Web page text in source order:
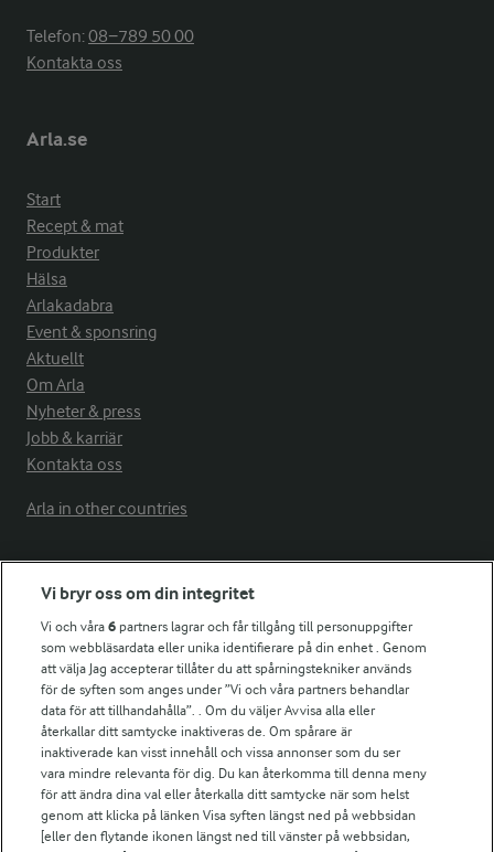
Telefon:08−789 50 00
Kontakta oss
Arla.se
Start
Recept & mat
Produkter
Hälsa
Arlakadabra
Event & sponsring
Aktuellt
Om Arla
Nyheter & press
Jobb & karriär
Kontakta oss
Arla in other countries
Fler Arlasajter
För ägare
Arlas kundportal
Arla.com
Falbygdens Ost
Arla webbshop
Bildbank
Vi bryr oss om din integritet
Vi och våra6 partners lagrar och får tillgång till personuppgifter
som webbläsardata eller unika identifierare på din enhet . Genom
att välja Jag accepterar tillåter du att spårningstekniker används
för de syften som anges under ”Vi och våra partners behandlar
data för att tillhandahålla”. . Om du väljer Avvisa alla eller
återkallar ditt samtycke inaktiveras de. Om spårare är
inaktiverade kan visst innehåll och vissa annonser som du ser
vara mindre relevanta för dig. Du kan återkomma till denna meny
för att ändra dina val eller återkalla ditt samtycke när som helst
genom att klicka på länken Visa syften längst ned på webbsidan
[eller den flytande ikonen längst ned till vänster på webbsidan,